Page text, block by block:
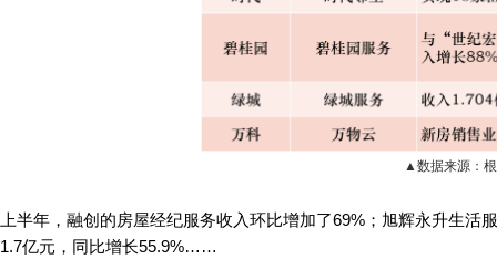
▲数据来源：
上半年，融创的房屋经纪服务收入环比增加了69%；旭辉永升生
1.7亿元，同比增长55.9%……